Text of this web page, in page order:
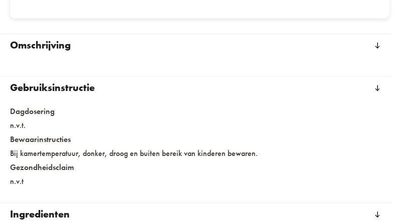
Omschrijving
Gebruiksinstructie
Dagdosering
n.v.t.
Bewaarinstructies
Bij kamertemperatuur, donker, droog en buiten bereik van kinderen bewaren.
Gezondheidsclaim
n.v.t
Ingredienten